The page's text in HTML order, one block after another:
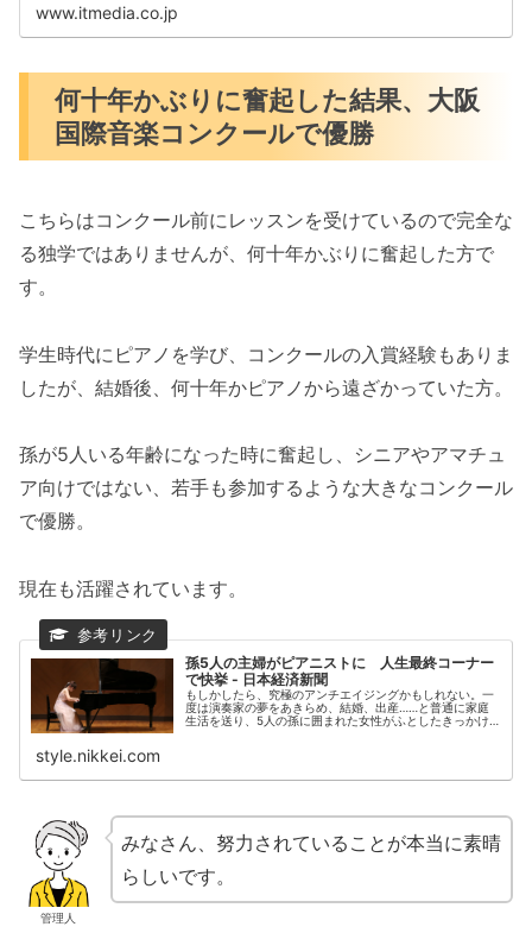
www.itmedia.co.jp
何十年かぶりに奮起した結果、大阪
国際音楽コンクールで優勝
こちらはコンクール前にレッスンを受けているので完全な
る独学ではありませんが、何十年かぶりに奮起した方で
す。
学生時代にピアノを学び、コンクールの入賞経験もありま
したが、結婚後、何十年かピアノから遠ざかっていた方。
孫が5人いる年齢になった時に奮起し、シニアやアマチュ
ア向けではない、若手も参加するような大きなコンクール
で優勝。
現在も活躍されています。
孫5人の主婦がピアニストに 人生最終コーナー
で快挙 - 日本経済新聞
もしかしたら、究極のアンチエイジングかもしれない。一
度は演奏家の夢をあきらめ、結婚、出産……と普通に家庭
生活を送り、5人の孫に囲まれた女性がふとしたきっかけ
style.nikkei.com
管理人
みなさん、努力されていることが本当に素晴
らしいです。